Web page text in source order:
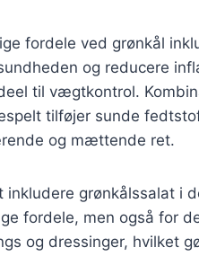
fordele ved grønkål
og reducere
til vægtkontrol.
tilføjer sunde
og mættende ret.
grønkålssalat i
fordele, men også for
og dressinger, hvilket